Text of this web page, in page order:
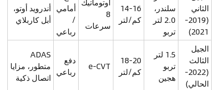
الثاني
(2019-
2021)
سلندر،
2.0 لتر
تربو
14-16
كم/لتر
8
سرعات
أمامي
/
رباعي
أندرويد أوتو،
أبل كاربلاي
الجيل
الثالث
(2022-
الحالي)
1.5 لتر
تربو
هجين
18-20
كم/لتر
e-CVT
دفع
رباعي
ADAS
متطور، مزايا
اتصال ذكية